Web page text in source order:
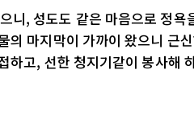
니, 성도도 같은 마음으로 정욕
의 마지막이 가까이 왔으니 근
하고, 선한 청지기같이 봉사해